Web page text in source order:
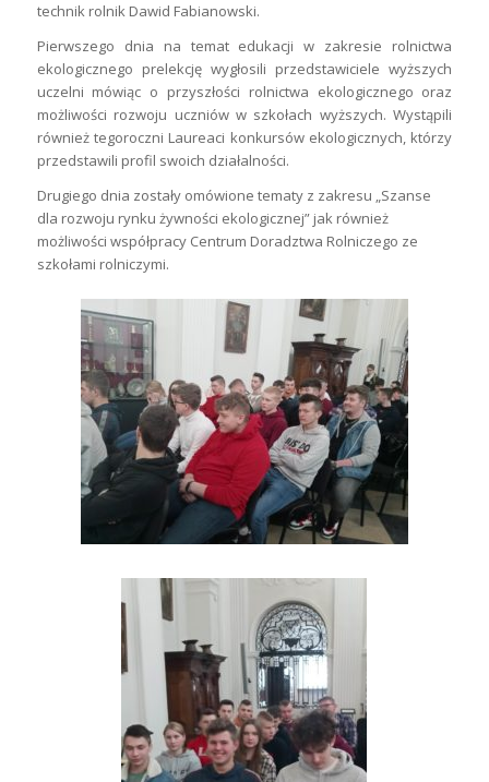
technik rolnik Dawid Fabianowski.
Pierwszego dnia na temat edukacji w zakresie rolnictwa
ekologicznego prelekcję wygłosili przedstawiciele wyższych
uczelni mówiąc o przyszłości rolnictwa ekologicznego oraz
możliwości rozwoju uczniów w szkołach wyższych. Wystąpili
również tegoroczni Laureaci konkursów ekologicznych, którzy
przedstawili profil swoich działalności.
Drugiego dnia zostały omówione tematy z zakresu „Szanse
dla rozwoju rynku żywności ekologicznej” jak również
możliwości współpracy Centrum Doradztwa Rolniczego ze
szkołami rolniczymi.